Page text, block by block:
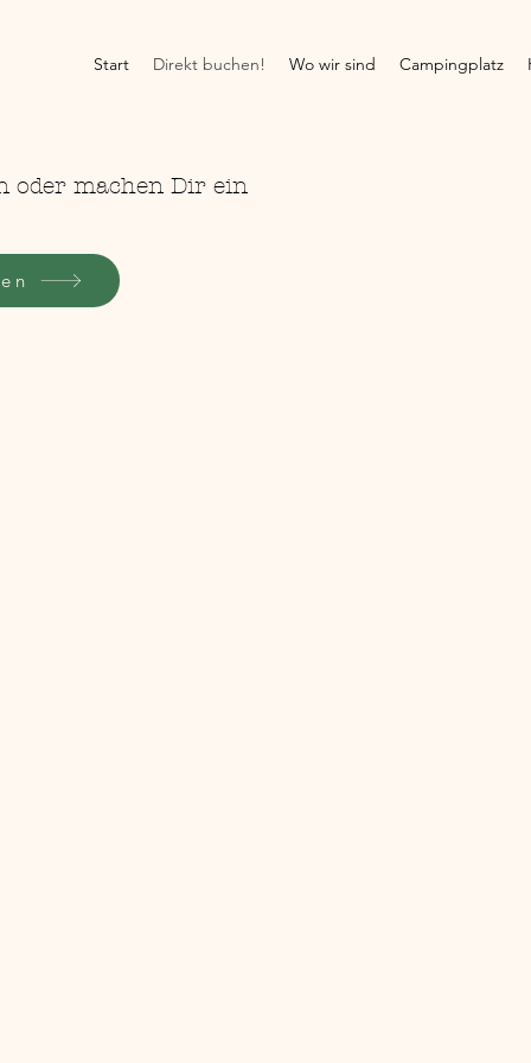
Start Direkt buchen! Wo wir sind Campingplatz
oder machen Dir ein